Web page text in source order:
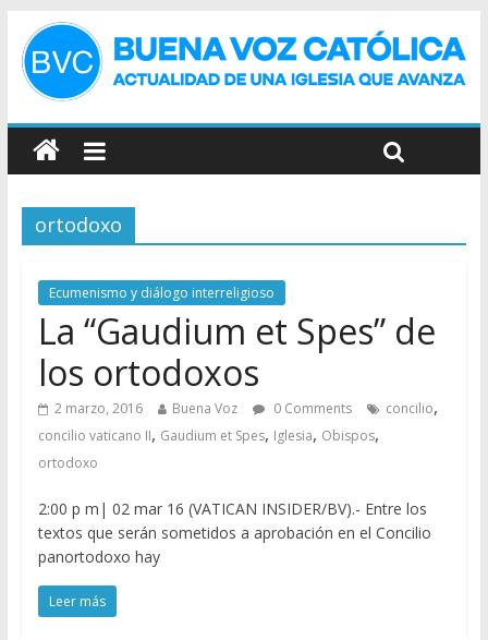
ortodoxo
Ecumenismo y diálogo interreligioso
La “Gaudium et Spes” de
los ortodoxos
2 marzo, 2016 Buena Voz 0 Comments concilio,
concilio vaticano II, Gaudium et Spes, Iglesia, Obispos,
ortodoxo
2:00 p m| 02 mar 16 (VATICAN INSIDER/BV).- Entre los
textos que serán sometidos a aprobación en el Concilio
panortodoxo hay
Leer más